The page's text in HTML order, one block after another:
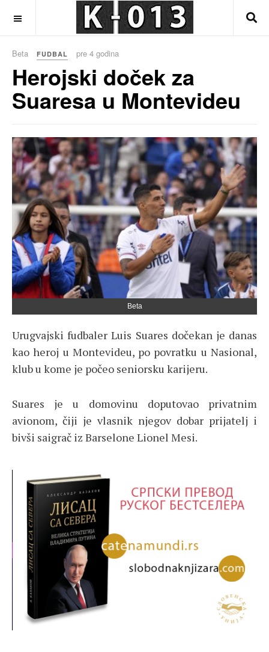
Beta FUDBAL pre 4 godina
Herojski doček za
Suaresa u Montevideu
Beta
Urugvajski fudbaler Luis Suares dočekan je danas
kao heroj u Montevideu, po povratku u Nasional,
klub u kome je počeo seniorsku karijeru.
Suares je u domovinu doputovao privatnim
avionom, čiji je vlasnik njegov dobar prijatelj i
bivši saigrač iz Barselone Lionel Mesi.